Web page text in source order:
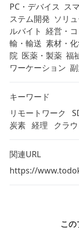
PC・デバイス ス
ステム開発 ソリ
ルバイト 経営・
輸・輸送 素材・
院 医薬・製薬 福
ワーケーション
キーワード
リモートワーク
炭素 経理 クラ
関連URL
https://
こ